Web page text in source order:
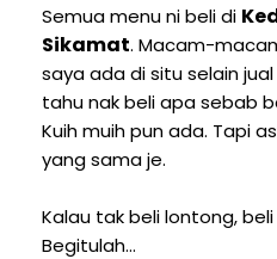
Semua menu ni beli di
Sikamat. Macam-
saya ada di situ selain
tahu nak beli apa sebab
Kuih muih pun ada. Tapi
yang sama je.
Kalau tak beli lontong,
Begitulah...